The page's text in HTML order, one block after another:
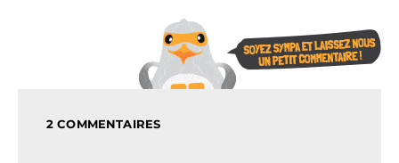
2 COMMENTAIRES